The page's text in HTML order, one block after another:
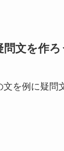
文を作ろ
を例に疑問